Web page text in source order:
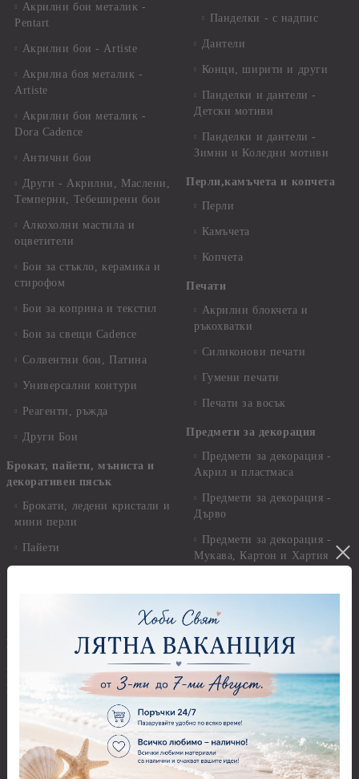
Акрилни бои металик -
Pentart
Акрилни бои - Artiste
Акрилна боя металик -
Artiste
Акрилни бои металик -
Dora Cadence
Антични бои
Други - Акрилни, Маслени,
Темперни, Тебеширени бои
Алкохолни мастила и
оцветители
Бои за стъкло, керамика и
стирофом
Бои за коприна и текстил
Бои за свещи Cadence
Солвентни бои, Патина
Универсални контури
Реагенти, ръжда
Други Бои
Брокат, пайети, мъниста и
декоративен пясък
Брокати, ледени кристали и
мини перли
Пайети
Висулки
Глина,Гипс, Калъпи,
Елементи, Инструменти
Керамична смес за отливки
Керамични елементи
Елементи от полимерна
Панделки - с надпис
Дантели
Конци, ширити и други
Панделки и дантели -
Детски мотиви
Панделки и дантели -
Зимни и Коледни мотиви
Перли,камъчета и копчета
Перли
Камъчета
Копчета
Печати
Акрилни блокчета и
ръкохватки
Силиконови печати
Гумени печати
Печати за восък
Предмети за декорация
Предмети за декорация -
Акрил и пластмаса
Предмети за декорация -
Дърво
Предмети за декорация -
Мукава, Картон и Хартия
МДФ
Предмети за декорация -
Керамика и метал
Предмети за декорация -
Стирофом
Предмети за декорация -
Стъкло
Предмети за декорация -
Плат, органза, зебло,